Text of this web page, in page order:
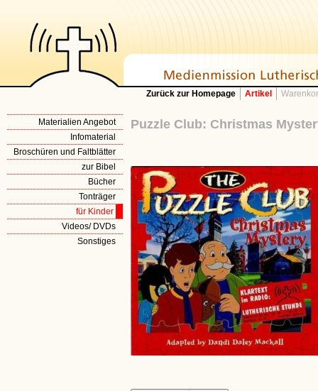
Zurück zur Homepage Artikel
Materialien Angebot
Infomaterial
Broschüren und Faltblätter
zur Bibel
Bücher
Tonträger
für Kinder
Videos/ DVDs
Sonstiges
Puzzle Club: Christmas